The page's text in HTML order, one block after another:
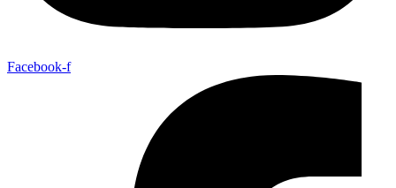
Facebook-f